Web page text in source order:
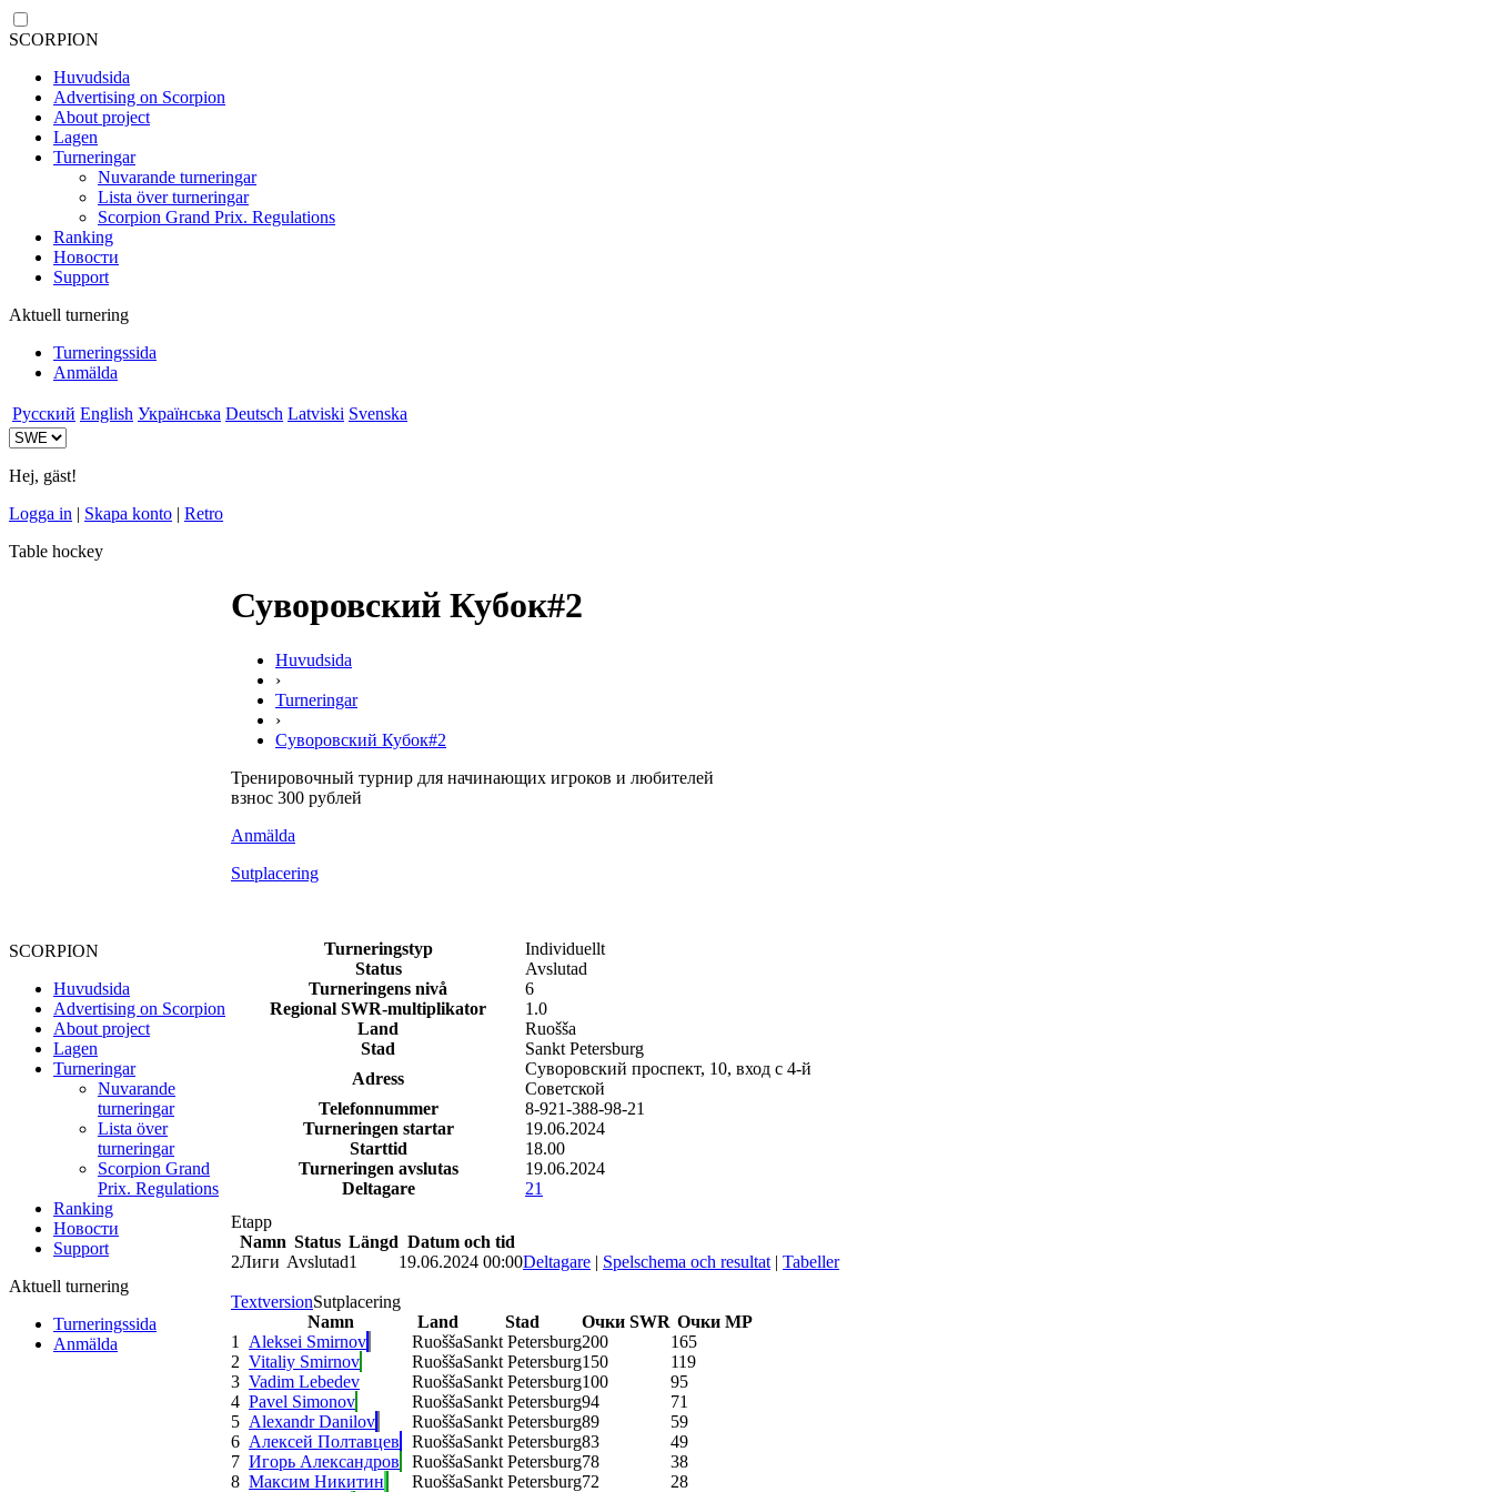
SCORPION
Huvudsida
Advertising on Scorpion
About project
Lagen
Turneringar
Nuvarande turneringar
Lista över turneringar
Scorpion Grand Prix. Regulations
Ranking
Новости
Support
Aktuell turnering
Turneringssida
Anmälda
Русский English Українська Deutsch Latviski Svenska
Hej, gäst!
Logga in | Skapa konto | Retro
Table hockey
SCORPION
Huvudsida
Advertising on Scorpion
About project
Lagen
Turneringar
Nuvarande
turneringar
Lista över
turneringar
Scorpion Grand
Prix. Regulations
Ranking
Новости
Support
Aktuell turnering
Turneringssida
Anmälda
Суворовский Кубок#2
Huvudsida
›
Turneringar
›
Суворовский Кубок#2
Тренировочный турнир для начинающих игроков и любителей
взнос 300 рублей
Anmälda
Sutplacering
Turneringstyp
Individuellt
Status
Avslutad
Turneringens nivå
6
Regional SWR-multiplikator
1.0
Land
Ruošša
Stad
Sankt Petersburg
Adress
Суворовский проспект, 10, вход с 4-й
Советской
Telefonnummer
8-921-388-98-21
Turneringen startar
19.06.2024
Starttid
18.00
Turneringen avslutas
19.06.2024
Deltagare
21
Etapp
Namn Status Längd Datum och tid
2Лиги Avslutad1 19.06.2024 00:00Deltagare | Spelschema och resultat | Tabeller
TextversionSutplacering
Namn
Land Stad Очки SWR Очки МР
1
Aleksei Smirnov RuoššaSankt Petersburg200
165
2 Vitaliy Smirnov RuoššaSankt Petersburg150
119
3 Vadim Lebedev RuoššaSankt Petersburg100
95
4 Pavel Simonov RuoššaSankt Petersburg94
71
5 Alexandr Danilov RuoššaSankt Petersburg89
59
6 Алексей Полтавцев RuoššaSankt Petersburg83
49
7 Игорь Александров RuoššaSankt Petersburg78
38
8 Максим Никитин RuoššaSankt Petersburg72
28